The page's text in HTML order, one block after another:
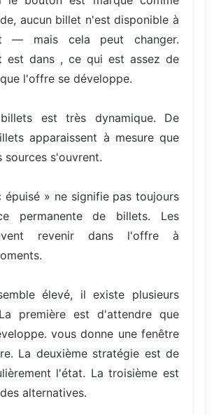
aucun billet n'est disponible à
— mais cela peut changer.
est dans , ce qui est assez de
l'offre se développe.
est très dynamique. De
apparaissent à mesure que
sources s'ouvrent.
épuisé » ne signifie pas toujours
permanente de billets. Les
revenir dans l'offre à
élevé, il existe plusieurs
première est d'attendre que
vous donne une fenêtre
La deuxième stratégie est de
l'état. La troisième est
alternatives.